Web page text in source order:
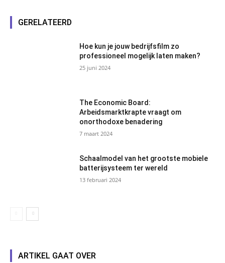
GERELATEERD
Hoe kun je jouw bedrijfsfilm zo
professioneel mogelijk laten maken?
25 juni 2024
The Economic Board:
Arbeidsmarktkrapte vraagt om
onorthodoxe benadering
7 maart 2024
Schaalmodel van het grootste mobiele
batterijsysteem ter wereld
13 februari 2024
ARTIKEL GAAT OVER